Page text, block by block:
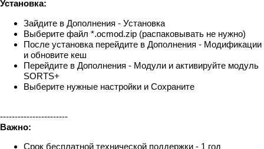
Установка:
Зайдите в Дополнения - Установка
Выберите файл *.ocmod.zip (распаковывать не нужно)
После установка перейдите в Дополнения - Модификации
и обновите кеш
Перейдите в Дополнения - Модули и активируйте модуль
SORTS+
Выберите нужные настройки и Сохраните
-----------------------
Важно:
Срок бесплатной технической поддержки - 1 год